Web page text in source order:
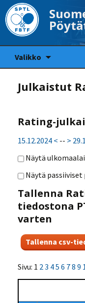
Valikko
Julkaistut
Rating-
15.12.2024 < -- >
Näytä
Näytä
Tallenna
tiedostona
varten
Sivu: 1 23 45 6 78 9